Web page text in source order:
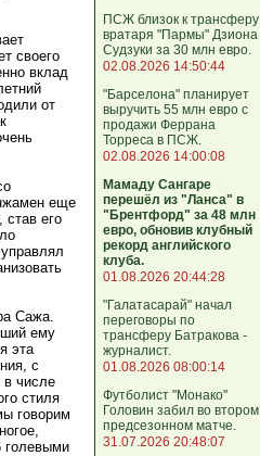
своего
вклад
от
еще
его
Сажа.
ему
эта
с
в числе
стиля
говорим
голевыми
ПСЖ близок к трансферу
вратаря "Пармы" Дзиона
Судзуки за 30 млн евро.
02.08.2026 14:50:44
"Барселона" планирует
выручить 55 млн евро с
продажи Феррана
Торреса в ПСЖ.
02.08.2026 14:00:08
Мамаду Сангаре
перешёл из "Ланса" в
"Брентфорд" за 48 млн
евро, обновив клубный
рекорд английского
клуба.
01.08.2026 20:44:28
"Галатасарай" начал
переговоры по
трансферу Батракова -
журналист.
01.08.2026 08:00:14
Футболист "Монако"
Головин забил во втором
предсезонном матче.
31.07.2026 20:48:07